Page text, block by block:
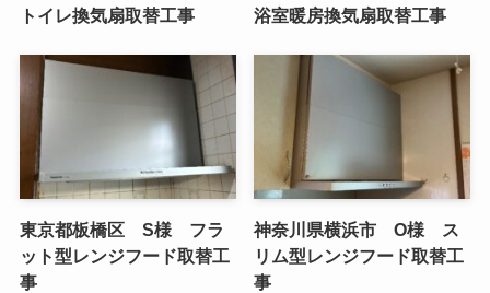
トイレ換気扇取替工事
浴室暖房換気扇取替工事
東京都板橋区 S様 フラ
ット型レンジフード取替工
事
神奈川県横浜市 O様 ス
リム型レンジフード取替工
事